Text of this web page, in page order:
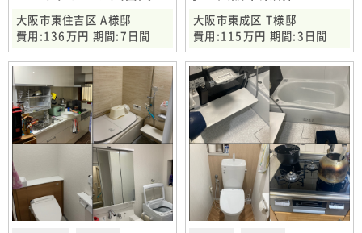
工事 大阪市東住吉区
大阪市東住吉区 A様邸
費用:136万円 期間:7日間
大阪市東成区 T様邸
費用:115万円 期間:3日間